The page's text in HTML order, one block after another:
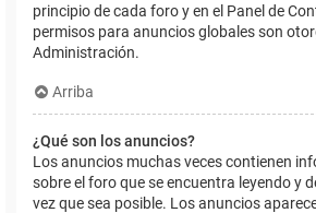
principio de cada foro y en el Panel de
permisos para anuncios globales son
Administración.
Arriba
¿Qué son los anuncios?
Los anuncios muchas veces contienen
sobre el foro que se encuentra leyendo y
vez que sea posible. Los anuncios